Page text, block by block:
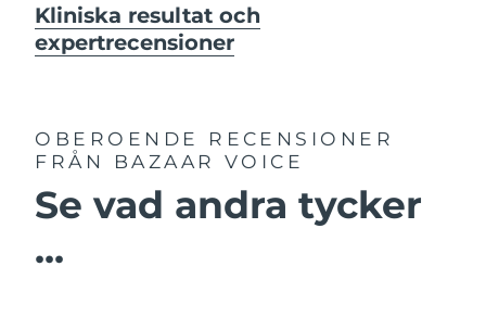
Kliniska resultat och
expertrecensioner
OBEROENDE RECENSIONER
FRÅN BAZAAR VOICE
Se vad andra tycker
...